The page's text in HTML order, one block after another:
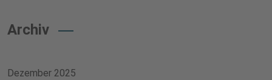
Archiv
Dezember 2025